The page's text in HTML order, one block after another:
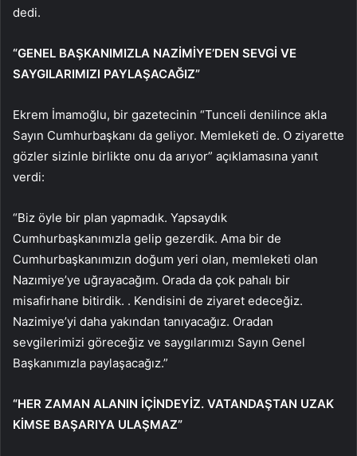
dedi.
“GENEL BAŞKANIMIZLA NAZİMİYE’DEN SEVGİ VE
SAYGILARIMIZI PAYLAŞACAĞIZ”
Ekrem İmamoğlu, bir gazetecinin “Tunceli denilince akla
Sayın Cumhurbaşkanı da geliyor. Memleketi de. O ziyarette
gözler sizinle birlikte onu da arıyor” açıklamasına yanıt
verdi:
“Biz öyle bir plan yapmadık. Yapsaydık
Cumhurbaşkanımızla gelip gezerdik. Ama bir de
Cumhurbaşkanımızın doğum yeri olan, memleketi olan
Nazımiye’ye uğrayacağım. Orada da çok pahalı bir
misafirhane bitirdik. . Kendisini de ziyaret edeceğiz.
Nazimiye’yi daha yakından tanıyacağız. Oradan
sevgilerimizi göreceğiz ve saygılarımızı Sayın Genel
Başkanımızla paylaşacağız.”
“HER ZAMAN ALANIN İÇİNDEYİZ. VATANDAŞTAN UZAK
KİMSE BAŞARIYA ULAŞMAZ”